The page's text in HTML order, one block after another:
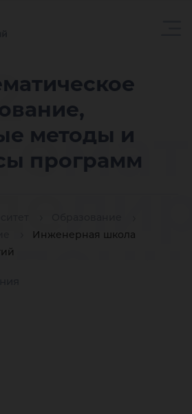
методы и
программ
Инженерная школа